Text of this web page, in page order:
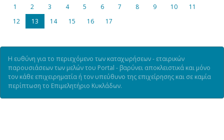
1 2 3 4 5 6 7 8 9 10
11
12
13 14 15 16 17
Η ευθύνη για το περιεχόμενο των καταχωρήσεων - εταιρικών
παρουσιάσεων των μελών του Portal - βαρύνει αποκλειστικά και μόνο
τον κάθε επιχειρηματία ή τον υπεύθυνο της επιχείρησης και σε καμία
περίπτωση το Επιμελητήριο Κυκλάδων.